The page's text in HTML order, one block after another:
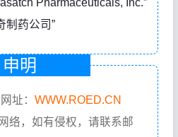
Pharmaceuticals, Inc.”
制药公司”
申明
网址： WWW.ROED.CN
络，如有侵权，请联系邮